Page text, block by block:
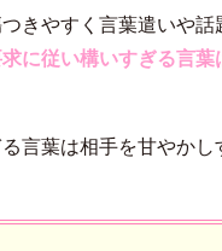
きやすく言葉遣いや
に従い構いすぎる言葉
言葉は相手を甘やかし